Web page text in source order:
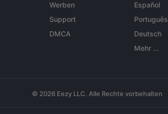
Werben
Support
DMCA
Español
Português
Deutsch
Mehr ...
© 2026 Eezy LLC. Alle Rechte vorbehalten